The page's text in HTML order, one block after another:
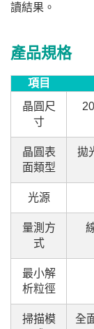
讀結果。
產品規格
項目
晶圓尺
寸
晶圓表
面類型
拋
光源
量測方
式
最小解
析粒徑
掃描模
全